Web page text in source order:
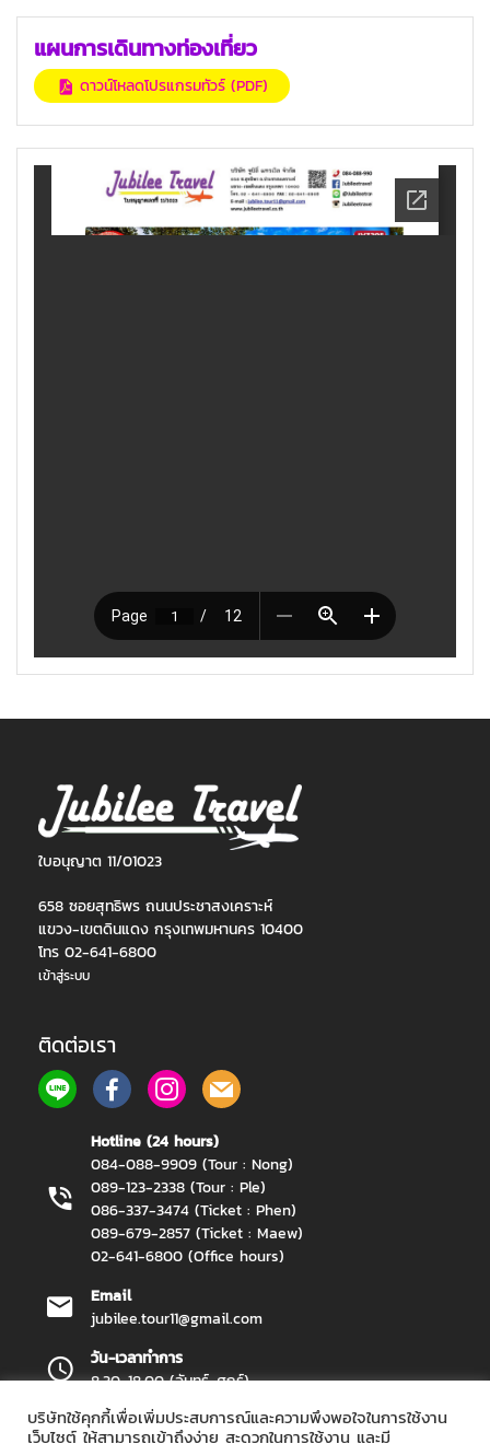
แผนการเดินทางท่องเที่ยว
ดาวน์โหลดโปรแกรมทัวร์ (PDF)
ใบอนุญาต 11/01023
658 ซอยสุทธิพร ถนนประชาสงเคราะห์
แขวง-เขตดินแดง กรุงเทพมหานคร 10400
โทร 02-641-6800
เข้าสู่ระบบ
ติดต่อเรา
Hotline (24 hours)
084-088-9909 (Tour : Nong)
089-123-2338 (Tour : Ple)
086-337-3474 (Ticket : Phen)
089-679-2857 (Ticket : Maew)
02-641-6800 (Office hours)
Email
jubilee.tour11@gmail.com
วัน-เวลาทำการ
8.30-18.00 (จันทร์-ศุกร์)
บริษัทใช้คุกกี้เพื่อเพิ่มประสบการณ์และความพึงพอใจในการใช้งาน
เว็บไซต์ ให้สามารถเข้าถึงง่าย สะดวกในการใช้งาน และมี